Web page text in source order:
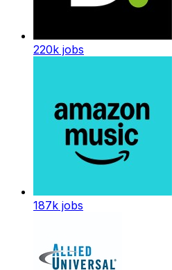
220k jobs
187k jobs